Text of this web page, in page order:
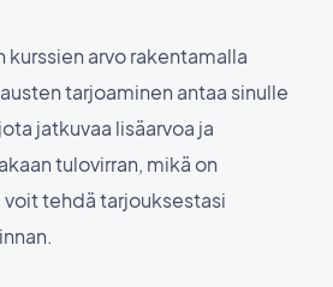
arvo rakentamalla
tarjoaminen antaa sinulle
jatkuvaa lisäarvoa ja
tulovirran, mikä on
tehdä tarjouksestasi